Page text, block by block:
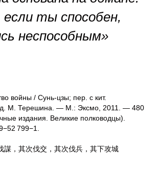
ты способен,
неспособным»
войны / Сунь-цзы; пер. с кит.
М. Терешина. — М.: Эксмо, 2011. — 480
издания. Великие полководцы).
799−1.
謀，其次伐交，其次伐兵，其下攻城